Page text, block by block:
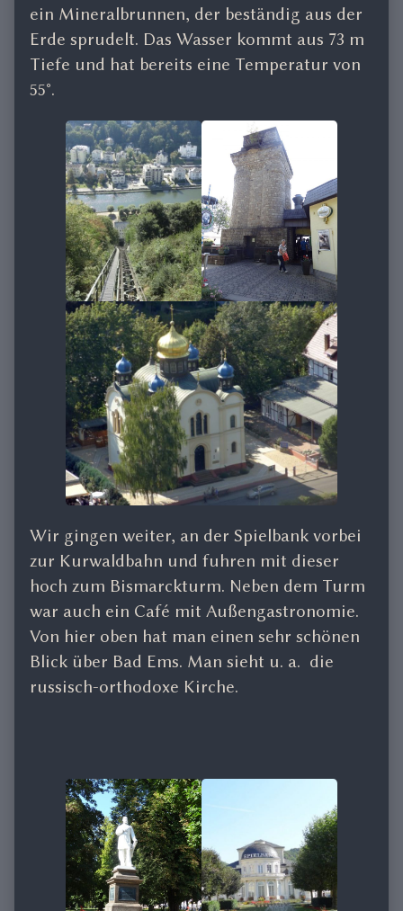
ein Mineralbrunnen, der beständig aus der
Erde sprudelt. Das Wasser kommt aus 73 m
Tiefe und hat bereits eine Temperatur von
55°.
Wir gingen weiter, an der Spielbank vorbei
zur Kurwaldbahn und fuhren mit dieser
hoch zum Bismarckturm. Neben dem Turm
war auch ein Café mit Außengastronomie.
Von hier oben hat man einen sehr schönen
Blick über Bad Ems. Man sieht u. a. die
russisch-orthodoxe Kirche.